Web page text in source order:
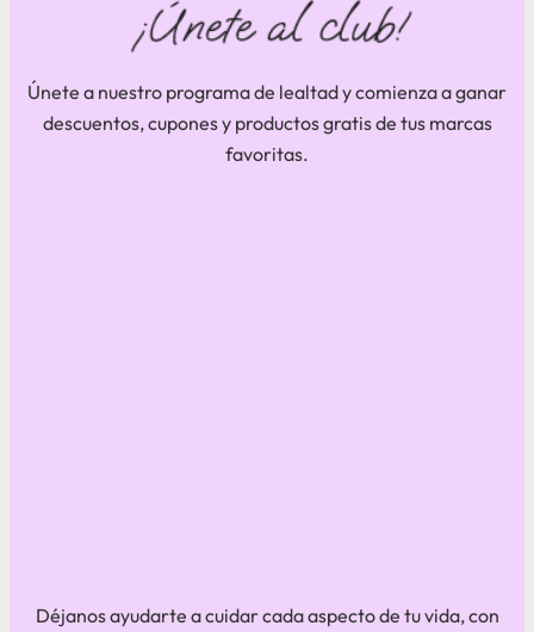
Únete a nuestro programa de lealtad y comienza a ganar
descuentos, cupones y productos gratis de tus marcas
favoritas.
Déjanos ayudarte a cuidar cada aspecto de tu vida, con